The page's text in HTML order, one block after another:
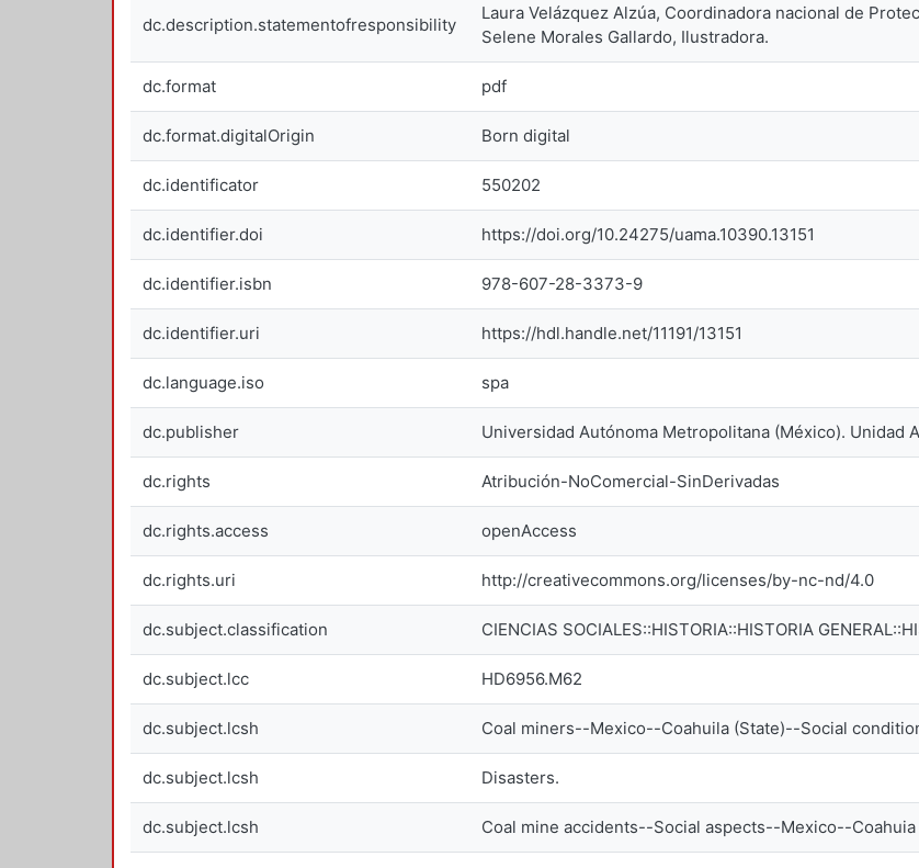
dc.description.statementofresponsibility
Laura Velázquez Alzúa, Coordinadora nacional de
Selene Morales Gallardo, Ilustradora.
dc.format pdf
dc.format.digitalOrigin Born digital
dc.identificator 550202
dc.identifier.doi https://doi.org/10.24275/uama.10390.13151
dc.identifier.isbn 978-607-28-3373-9
dc.identifier.uri https://hdl.handle.net/11191/13151
dc.language.iso spa
dc.publisher Universidad Autónoma Metropolitana (México). Unidad
dc.rights Atribución-NoComercial-SinDerivadas
dc.rights.access openAccess
dc.rights.uri http://creativecommons.org/licenses/by-nc-nd/4.0
dc.subject.classification CIENCIAS SOCIALES::HISTORIA::HISTORIA
dc.subject.lcc HD6956.M62
dc.subject.lcsh Coal miners--Mexico--Coahuila (State)--Social
dc.subject.lcsh Disasters.
dc.subject.lcsh Coal mine accidents--Social aspects--Mexico--Coahuia